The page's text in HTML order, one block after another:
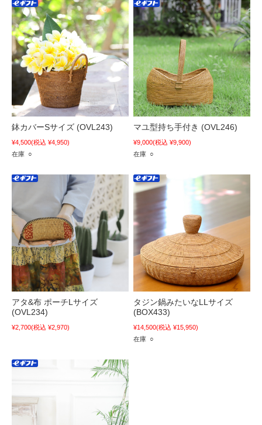
鉢カバーSサイズ (OVL243)
¥4,500(税込 ¥4,950)
在庫 ○
マユ型持ち手付き (OVL246)
¥9,000(税込 ¥9,900)
在庫 ○
アタ&布 ポーチLサイズ
(OVL234)
¥2,700(税込 ¥2,970)
タジン鍋みたいなLLサイズ
(BOX433)
¥14,500(税込 ¥15,950)
在庫 ○